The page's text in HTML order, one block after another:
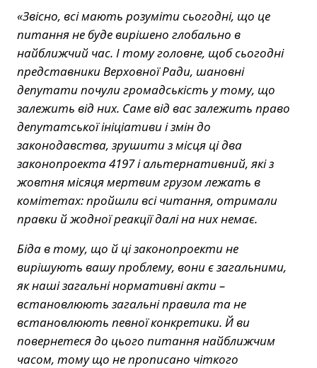
«Звісно, всі мають розуміти сьогодні, що це
питання не буде вирішено глобально в
найближчий час. І тому головне, щоб сьогодні
представники Верховної Ради, шановні
депутати почули громадськість у тому, що
залежить від них. Саме від вас залежить право
депутатської ініціативи і змін до
законодавства, зрушити з місця ці два
законопроекта 4197 і альтернативний, які з
жовтня місяця мертвим грузом лежать в
комітетах: пройшли всі читання, отримали
правки й жодної реакції далі на них немає.
Біда в тому, що й ці законопроекти не
вирішують вашу проблему, вони є загальними,
як наші загальні нормативні акти –
встановлюють загальні правила та не
встановлюють певної конкретики. Й ви
повернетеся до цього питання найближчим
часом, тому що не прописано чіткого